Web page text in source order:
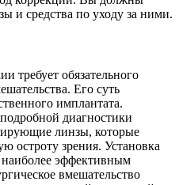
и средства по уходу за ними.
требует обязательного
Его суть
имплантата.
диагностики
линзы, которые
остроту зрения. Установка
наиболее эффективным
вмешательство